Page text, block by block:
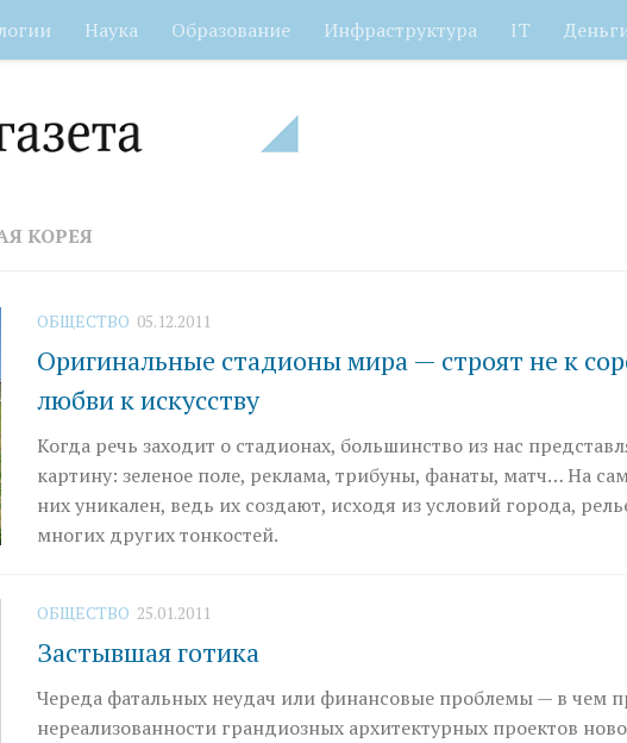
Наука Образование Инфраструктура IT
КОРЕЯ
ОБЩЕСТВО 05.12.2011
Оригинальные стадионы мира — строят не к
любви к искусству
Когда речь заходит о стадионах, большинство из нас
картину: зеленое поле, реклама, трибуны, фанаты, матч… На
них уникален, ведь их создают, исходя из условий города,
многих других тонкостей.
ОБЩЕСТВО 25.01.2011
Застывшая готика
Череда фатальных неудач или финансовые проблемы — в чем
нереализованности грандиозных архитектурных проектов